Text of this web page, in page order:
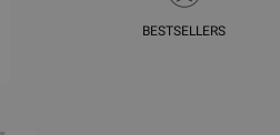
BESTSELLERS